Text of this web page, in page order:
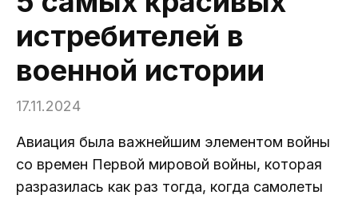
истребителей в
военной истории
17.11.2024
Авиация была важнейшим элементом войны
со времен Первой мировой войны, которая
разразилась как раз тогда, когда самолеты